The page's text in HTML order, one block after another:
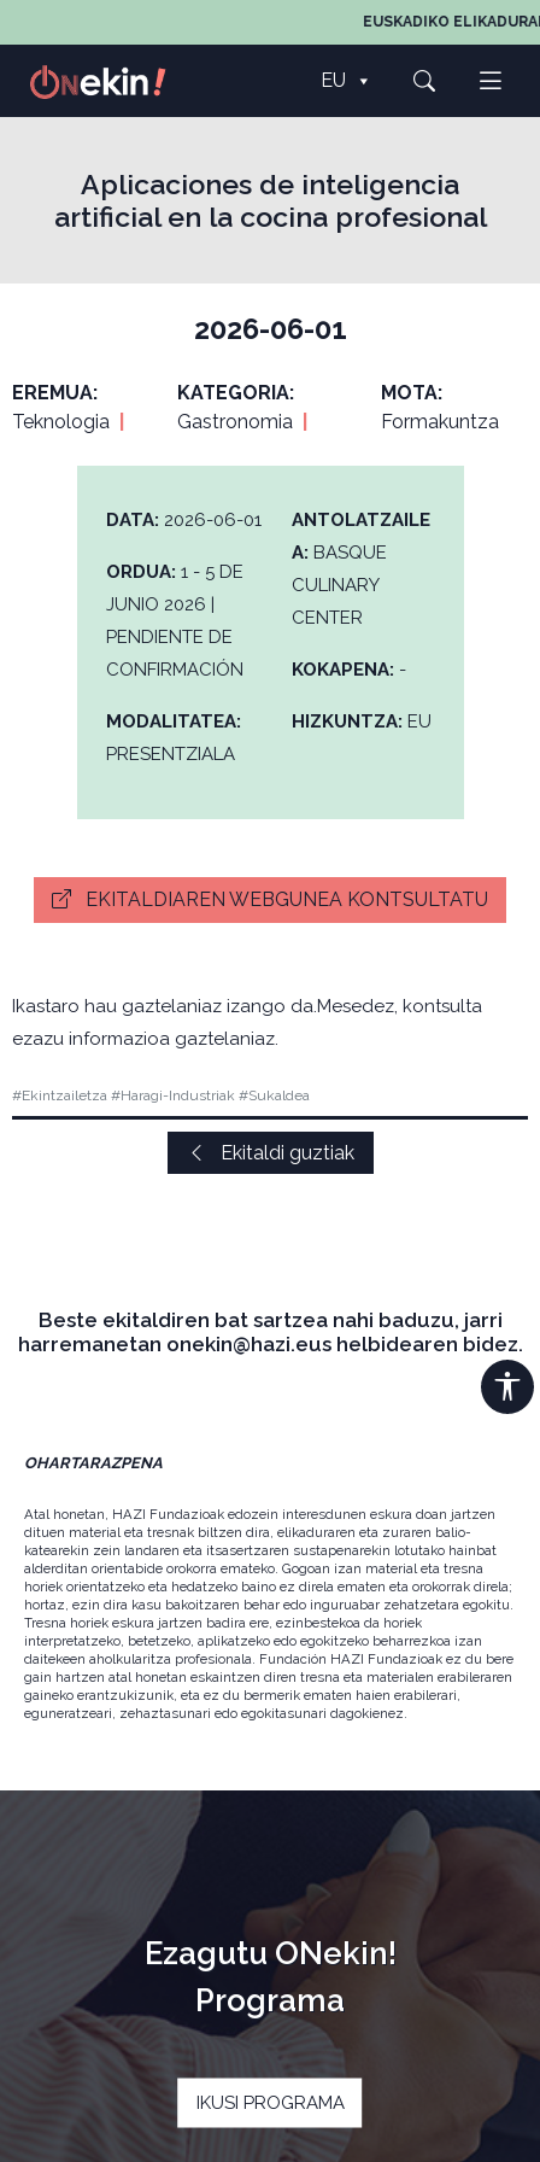
EUSKADIKO
EU
Aplicaciones de inteligencia
artificial en la cocina profesional
2026-06-01
EREMUA:
Teknologia
KATEGORIA:
Gastronomia
MOTA:
Formakuntza
DATA: 2026-06-01
ORDUA: 1 - 5 DE
JUNIO 2026 |
PENDIENTE DE
CONFIRMACIÓN
MODALITATEA:
PRESENTZIALA
ANTOLATZAILE
A: BASQUE
CULINARY
CENTER
KOKAPENA: -
HIZKUNTZA: EU
EKITALDIAREN WEBGUNEA KONTSULTATU
Ikastaro hau gaztelaniaz izango da.Mesedez, kontsulta
ezazu informazioa gaztelaniaz.
#Ekintzailetza #Haragi-Industriak #Sukaldea
Ekitaldi guztiak
Beste ekitaldiren bat sartzea nahi baduzu, jarri
harremanetan onekin@hazi.eus helbidearen bidez.
OHARTARAZPENA
Atal honetan, HAZI Fundazioak edozein interesdunen eskura doan jartzen
dituen material eta tresnak biltzen dira, elikaduraren eta zuraren balio-
katearekin zein landaren eta itsasertzaren sustapenarekin lotutako hainbat
alderditan orientabide orokorra emateko. Gogoan izan material eta tresna
horiek orientatzeko eta hedatzeko baino ez direla ematen eta orokorrak direla;
hortaz, ezin dira kasu bakoitzaren behar edo inguruabar zehatzetara egokitu.
Tresna horiek eskura jartzen badira ere, ezinbestekoa da horiek
interpretatzeko, betetzeko, aplikatzeko edo egokitzeko beharrezkoa izan
daitekeen aholkularitza profesionala. Fundación HAZI Fundazioak ez du bere
gain hartzen atal honetan eskaintzen diren tresna eta materialen erabileraren
gaineko erantzukizunik, eta ez du bermerik ematen haien erabilerari,
eguneratzeari, zehaztasunari edo egokitasunari dagokienez.
Ezagutu ONekin!
Programa
IKUSI PROGRAMA